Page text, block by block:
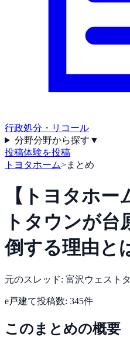
行政処分・リコール
分野分野から探す ▼
投稿体験を投稿
トヨタホーム>まとめ
【トヨタホ
トタウンが
倒する理由と
元のスレッド: 富沢ウェスト
e戸建て投稿数: 345件
このまとめの概要